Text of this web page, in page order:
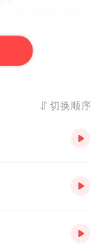
过任何蛛丝马迹。
满奇幻色彩的童话
的魅力，探寻案件
切换顺序